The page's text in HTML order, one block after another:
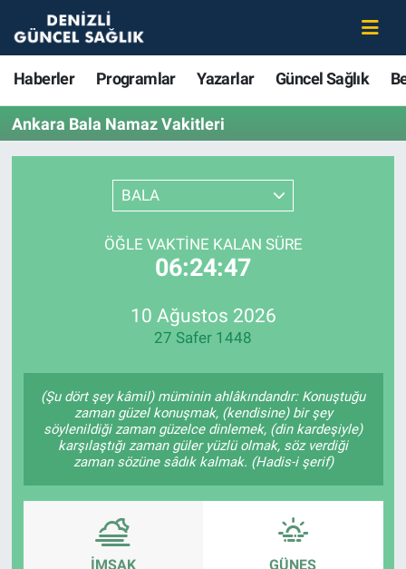
Haberler Programlar Yazarlar Güncel Sağlık
Ankara Bala Namaz Vakitleri
BALA
ÖĞLE VAKTINE KALAN SÜRE
06:24:47
10 Ağustos 2026
27 Safer 1448
(Şu dört şey kâmil) müminin ahlâkındandır: Konuştuğu
zaman güzel konuşmak, (kendisine) bir şey
söylenildiği zaman güzelce dinlemek, (din kardeşiyle)
karşılaştığı zaman güler yüzlü olmak, söz verdiği
zaman sözüne sâdık kalmak. (Hadis-i şerif)
İMSAK GÜNEŞ
Haberler
Programlar
Yazarlar
Güncel Sağlık
Beslenme
Estetik ve Güzellik
Merkezefendi Nöbetçi Eczaneler
Merkezefendi Hava Durumu
Merkezefendi Trafik Yoğunluk Haritası
Süper Lig Puan Durumu ve Fikstür
Tüm Manşetler